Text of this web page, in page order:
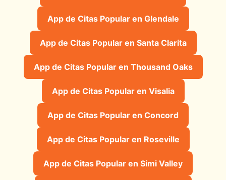
App de Citas Popular en Glendale
App de Citas Popular en Santa Clarita
App de Citas Popular en Thousand Oaks
App de Citas Popular en Visalia
App de Citas Popular en Concord
App de Citas Popular en Roseville
App de Citas Popular en Simi Valley